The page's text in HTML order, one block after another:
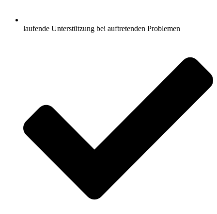
laufende Unterstützung bei auftretenden Problemen